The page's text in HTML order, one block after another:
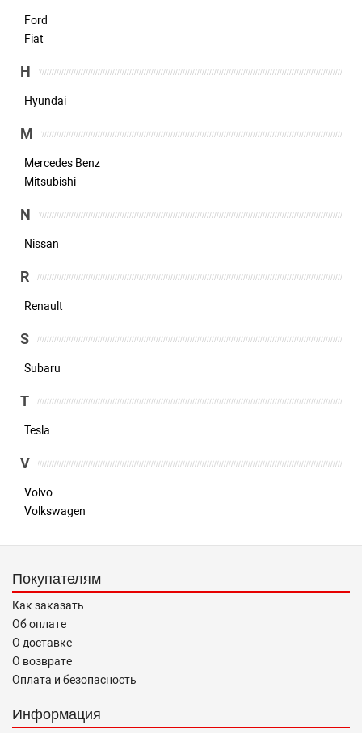
Ford
Fiat
H
Hyundai
M
Mercedes Benz
Mitsubishi
N
Nissan
R
Renault
S
Subaru
T
Tesla
V
Volvo
Volkswagen
Покупателям
Как заказать
Об оплате
О доставке
О возврате
Оплата и безопасность
Информация